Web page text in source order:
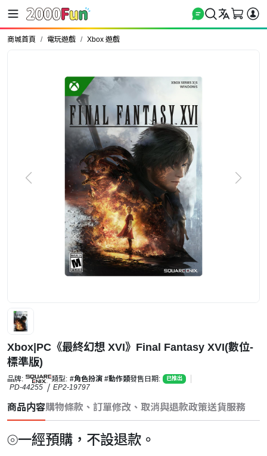
商城首頁 電玩遊戲 Xbox 遊戲
Xbox|PC《最終幻想 XVI》Final Fantasy XVI(數位-
標準版)
品牌: 類型: #角色扮演 #動作類發售日期: 已推出
PD-44255 EP2-19797
商品内容購物條款、訂單修改、取消與退款政策送貨服務
⦾一經預購，不設退款。